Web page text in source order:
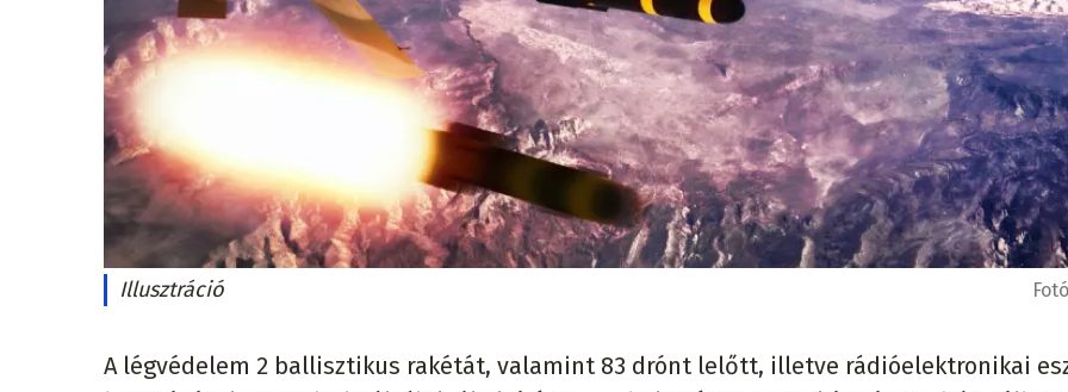
Illusztráció
A légvédelem 2 ballisztikus rakétát, valamint 83 drónt lelőtt, illetve rádióelektronikai